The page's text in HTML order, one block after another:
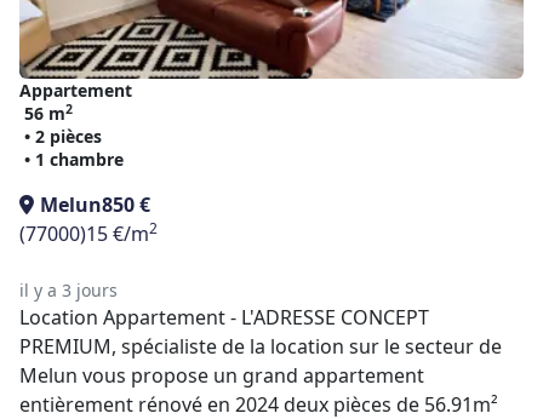
Appartement
56 m2
• 2 pièces
• 1 chambre
Melun850 €
(77000)15 €/m2
il y a 3 jours
Location Appartement - L'ADRESSE CONCEPT
PREMIUM, spécialiste de la location sur le secteur de
Melun vous propose un grand appartement
entièrement rénové en 2024 deux pièces de 56.91m²